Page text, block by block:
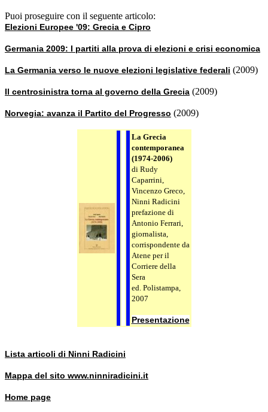
Puoi proseguire con il seguente articolo:
Elezioni Europee '09: Grecia e Cipro
Germania 2009: I partiti alla prova di elezioni e crisi economica
La Germania verso le nuove elezioni legislative federali (2009)
Il centrosinistra torna al governo della Grecia (2009)
Norvegia: avanza il Partito del Progresso (2009)
La Grecia
contemporanea
(1974-2006)
di Rudy
Caparrini,
Vincenzo Greco,
Ninni Radicini
prefazione di
Antonio Ferrari,
giornalista,
corrispondente da
Atene per il
Corriere della
Sera
ed. Polistampa,
2007
Presentazione
Lista articoli di Ninni Radicini
Mappa del sito www.ninniradicini.it
Home page